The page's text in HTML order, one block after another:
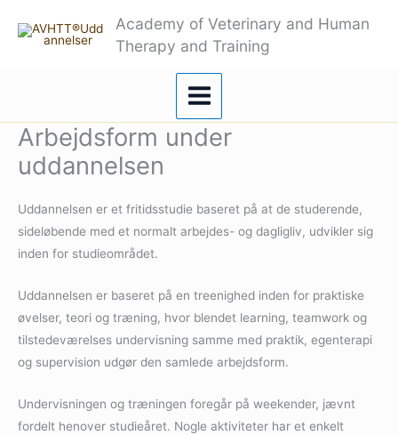
Academy of Veterinary and Human
Therapy and Training
Arbejdsform under
uddannelsen
Uddannelsen er et fritidsstudie baseret på at de studerende,
sideløbende med et normalt arbejdes- og dagligliv, udvikler sig
inden for studieområdet.
Uddannelsen er baseret på en treenighed inden for praktiske
øvelser, teori og træning, hvor blendet learning, teamwork og
tilstedeværelses undervisning samme med praktik, egenterapi
og supervision udgør den samlede arbejdsform.
Undervisningen og træningen foregår på weekender, jævnt
fordelt henover studieåret. Nogle aktiviteter har et enkelt